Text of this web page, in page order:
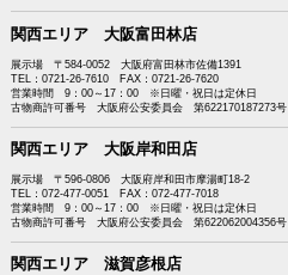
関西エリア 大阪富田林店
展示場 〒584-0052 大阪府富田林市佐備1391
TEL：0721-26-7610 FAX：0721-26-7620
営業時間 9：00～17：00 ※日曜・祝日は定休日
古物商許可番号 大阪府公安委員会 第622170187273号
関西エリア 大阪岸和田店
展示場 〒596-0806 大阪府岸和田市摩湯町18-2
TEL：072-477-0051 FAX：072-477-7018
営業時間 9：00～17：00 ※日曜・祝日は定休日
古物商許可番号 大阪府公安委員会 第622062004356号
関西エリア 滋賀彦根店